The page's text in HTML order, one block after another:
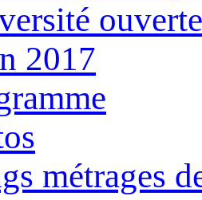
ouverte
2017
métrages